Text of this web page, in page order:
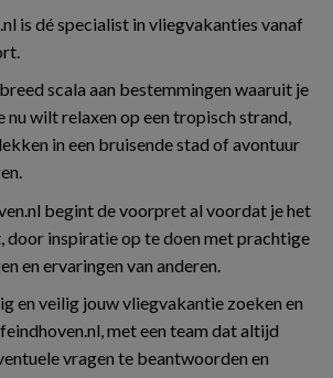
is dé specialist in vliegvakanties vanaf
scala aan bestemmingen waaruit je
nu wilt relaxen op een tropisch strand,
in een bruisende stad of avontuur
begint de voorpret al voordat je het
door inspiratie op te doen met prachtige
en ervaringen van anderen.
en veilig jouw vliegvakantie zoeken en
met een team dat altijd
vragen te beantwoorden en